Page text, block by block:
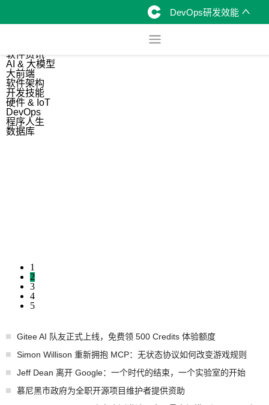
DevOps研发效能
软件资讯
AI & 大模型
大前端
软件架构
开发技能
硬件 & IoT
DevOps
程序人生
数据库
1
2
3
4
5
Gitee AI 队友正式上线，免费领 500 Credits 体验额度
Simon Willison 重新拥抱 MCP：无状态协议如何改变游戏规则
Jeff Dean 离开 Google：一个时代的结束，一个实验室的开始
慕尼黑市政府为全职开源项目维护者提供资助